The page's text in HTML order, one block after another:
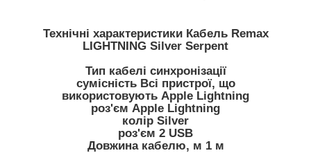
Технічні характеристики Кабель Remax
LIGHTNING Silver Serpent
Тип кабелі синхронізації
сумісність Всі пристрої, що
використовують Apple Lightning
роз'єм Apple Lightning
колір Silver
роз'єм 2 USB
Довжина кабелю, м 1 м